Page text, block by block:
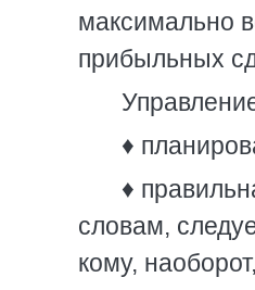
максимально
прибыльных
♦
♦
словам,
кому,